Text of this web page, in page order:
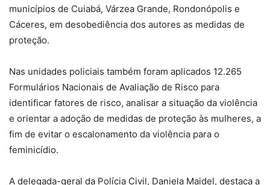
municípios de Cuiabá, Várzea Grande, Rondonópolis e
Cáceres, em desobediência dos autores as medidas de
proteção.
Nas unidades policiais também foram aplicados 12.265
Formulários Nacionais de Avaliação de Risco para
identificar fatores de risco, analisar a situação da violência
e orientar a adoção de medidas de proteção às mulheres, a
fim de evitar o escalonamento da violência para o
feminicídio.
A delegada-geral da Polícia Civil, Daniela Maidel, destaca a